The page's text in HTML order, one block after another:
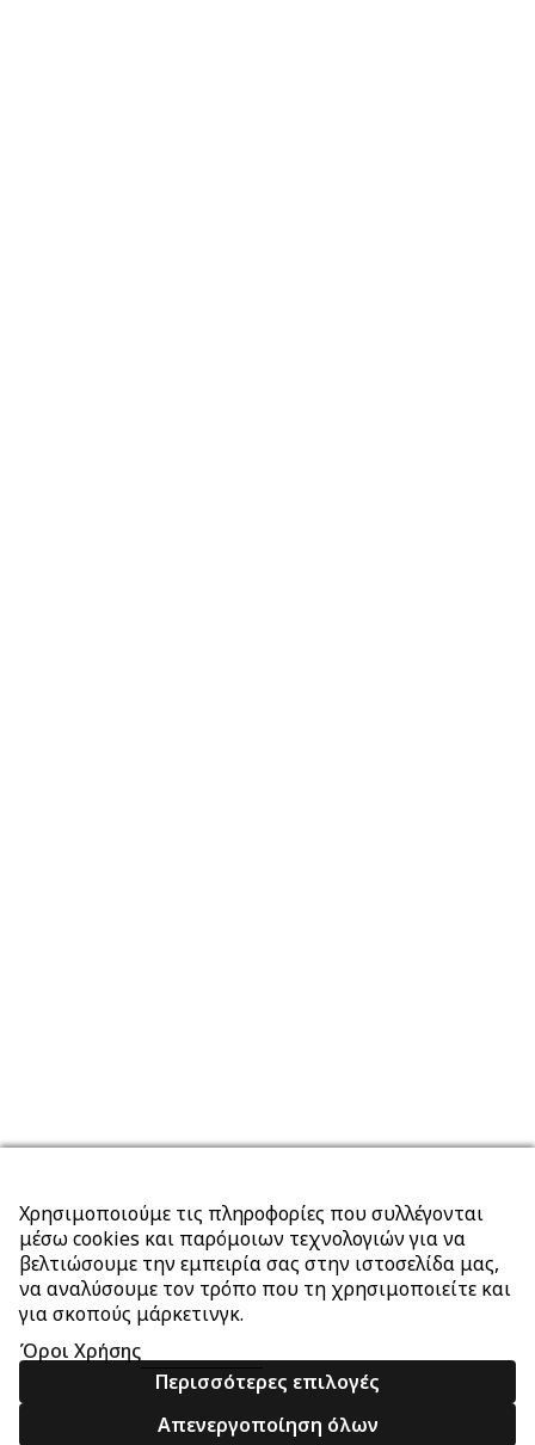
Χρησιμοποιούμε τις πληροφορίες που συλλέγονται
μέσω cookies και παρόμοιων τεχνολογιών για να
βελτιώσουμε την εμπειρία σας στην ιστοσελίδα μας,
να αναλύσουμε τον τρόπο που τη χρησιμοποιείτε και
για σκοπούς μάρκετινγκ.
Όροι Χρήσης
Περισσότερες επιλογές
Απενεργοποίηση όλων